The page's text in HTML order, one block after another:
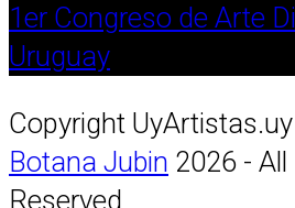
1er Congreso de Arte
Uruguay
Copyright
Botana Jubin 2026 -
Reserved